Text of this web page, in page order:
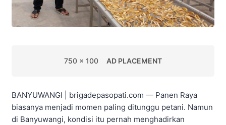
750 x 100 AD PLACEMENT
BANYUWANGI | brigadepasopati.com — Panen Raya
biasanya menjadi momen paling ditunggu petani. Namun
di Banyuwangi, kondisi itu pernah menghadirkan